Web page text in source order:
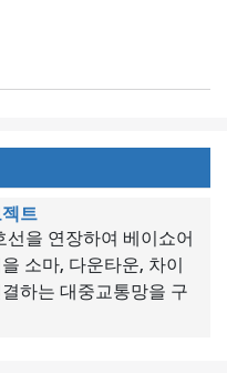
트
선을 연장하여 베이쇼어
소마, 다운타운, 차이
하는 대중교통망을 구